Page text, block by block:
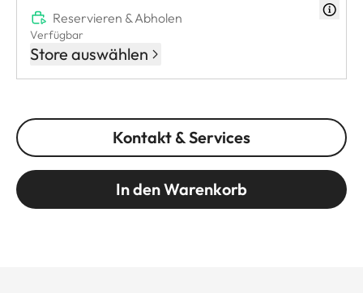
Reservieren & Abholen
Verfügbar
Store auswählen
Kontakt & Services
In den Warenkorb